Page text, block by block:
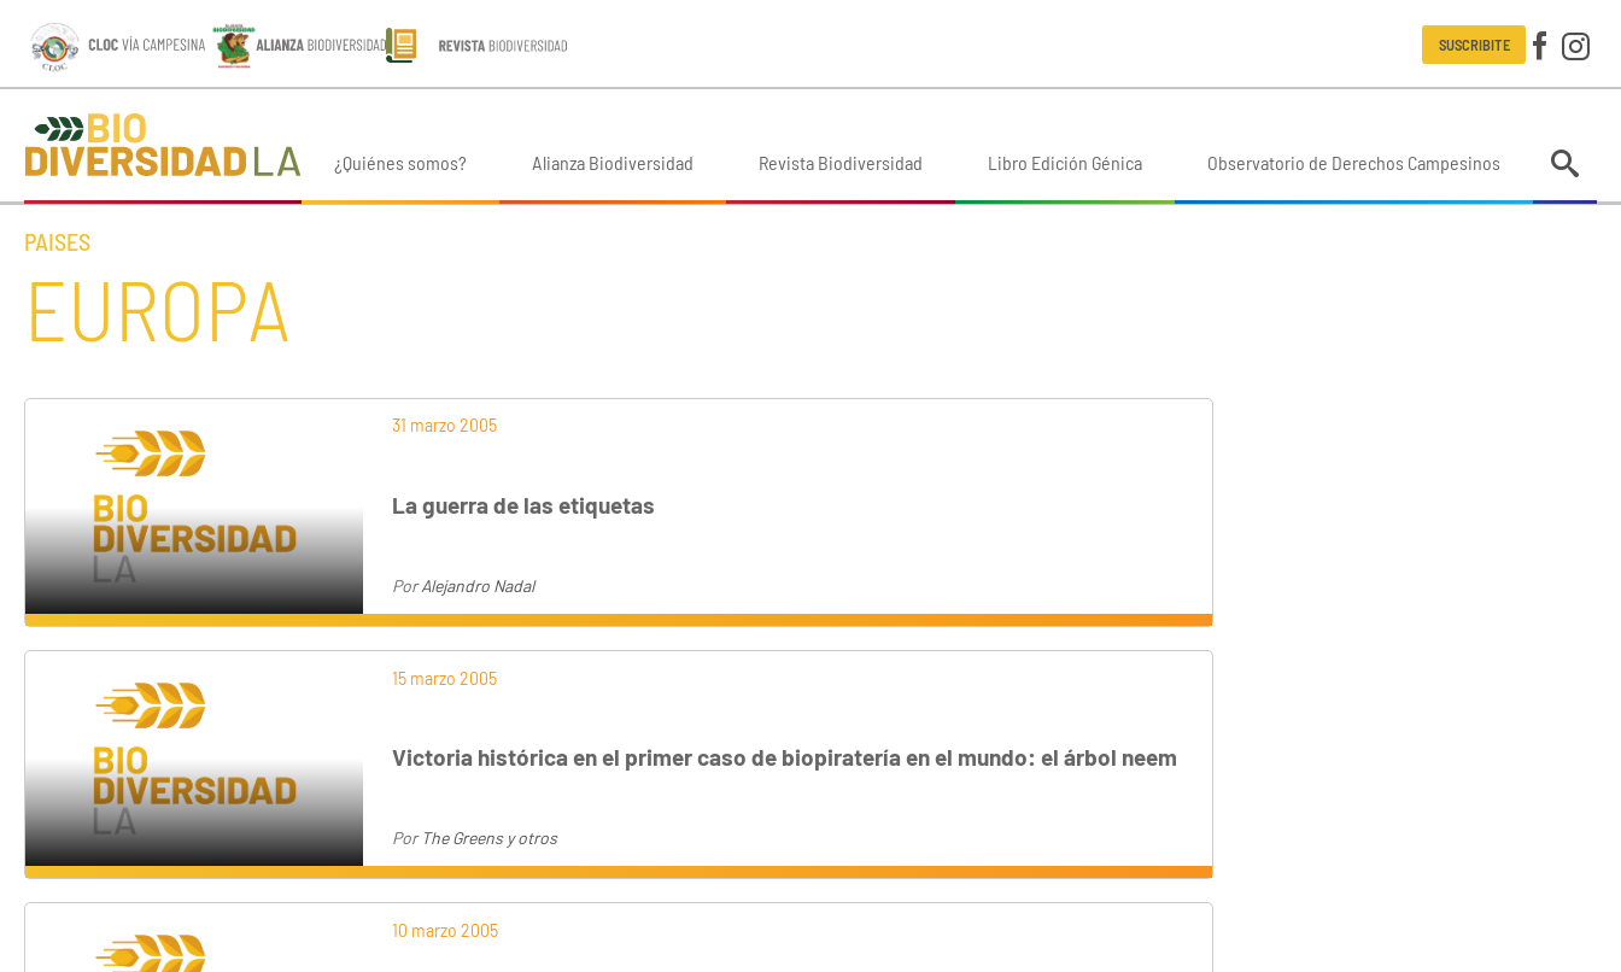
SUSCRIBITE
¿Quiénes somos? Alianza Biodiversidad Revista Biodiversidad Libro Edición Génica Observatorio de Derechos Campesinos
PAISES
EUROPA
31 marzo 2005
La guerra de las etiquetas
PorAlejandro Nadal
15 marzo 2005
Victoria histórica en el primer caso de biopiratería en el mundo: el árbol neem
Por The Greens y otros
10 marzo 2005